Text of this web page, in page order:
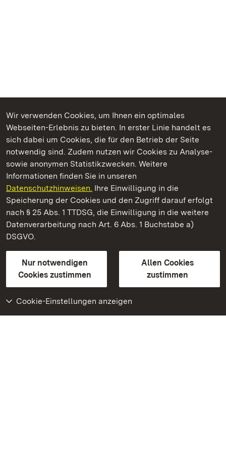
Wir verwenden Cookies, um Ihnen ein optimales
Webseiten-Erlebnis zu bieten. In erster Linie handelt es
sich dabei um Cookies, die für den Betrieb der Seite
notwendig sind. Zudem nutzen wir Cookies zu Analyse-
sowie anonymen Statistikzwecken. Weitere
Informationen finden Sie in unseren
Datenschutzhinweisen. Ihre Einwilligung in die
Speicherung der Cookies und den Zugriff darauf erfolgt
nach § 25 Abs. 1 TTDSG, die Einwilligung in die weitere
Datenverarbeitung nach Art. 6 Abs. 1 Buchstabe a)
DSGVO.
Nur notwendigen
Cookies zustimmen
Allen Cookies
zustimmen
Cookie-Einstellungen anzeigen
Kommen. Staunen. Genießen.
Staatliche Schlösser und Gärten Baden‑Württemberg
Staatliche Schlösser und Gärten Baden-Württemberg
Kontakt
GebärdenspracheLeichte Sprache
Erklärung zur Barrierefreiheit
BITV-konform (geprüfte Seiten)
Weiteres